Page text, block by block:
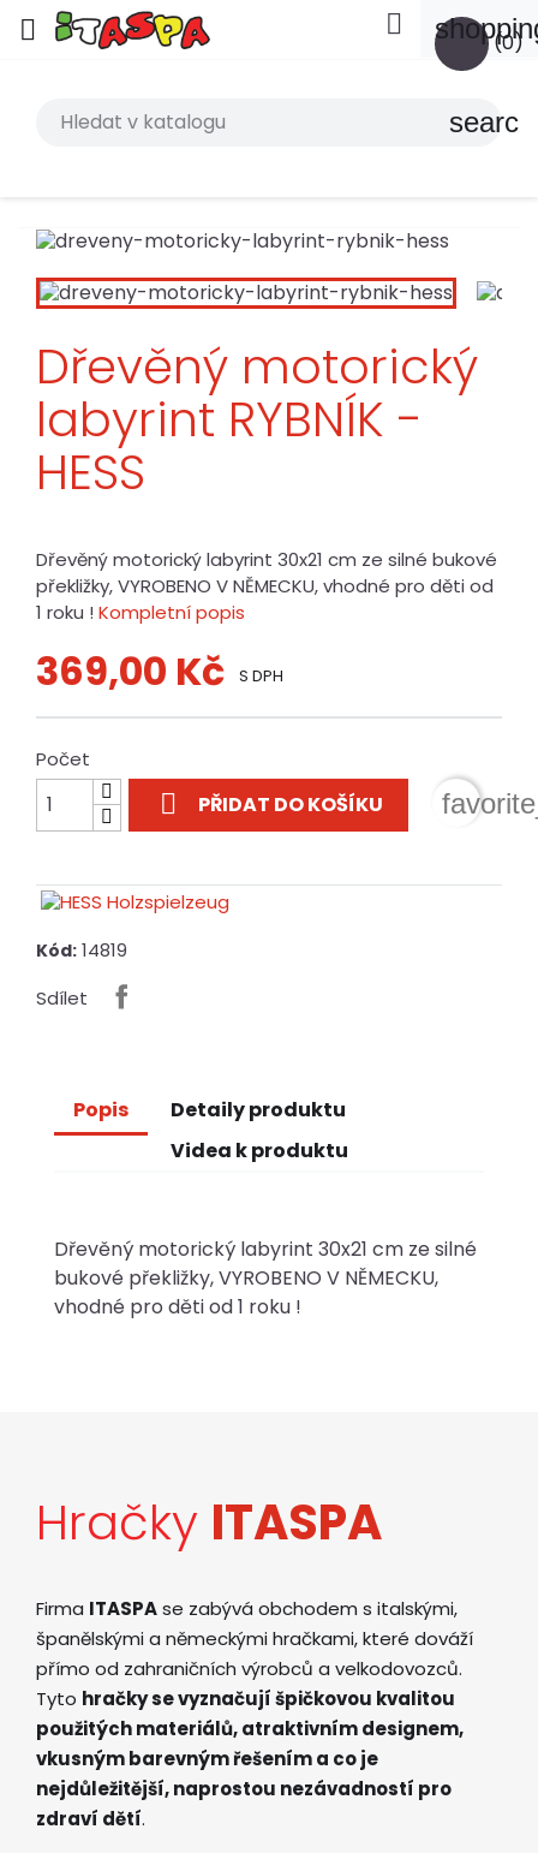
 (0)

search
Dřevěný motorický
labyrint RYBNÍK -
HESS
Dřevěný motorický labyrint 30x21 cm ze silné bukové
překližky, VYROBENO V NĚMECKU, vhodné pro děti od
1 roku ! Kompletní popis
369,00 Kč S DPH
Počet
 PŘIDAT DO KOŠÍKU
Kód: 14819
Sdílet
Popis
Detaily produktu
Videa k produktu
Dřevěný motorický labyrint 30x21 cm ze silné
bukové překližky, VYROBENO V NĚMECKU,
vhodné pro děti od 1 roku !
Hračky ITASPA
Firma ITASPAse zabývá obchodem s italskými,
španělskými a německými hračkami, které dováží
přímo od zahraničních výrobců a velkodovozců.
Tyto hračky se vyznačují špičkovou kvalitou
použitých materiálů, atraktivním designem,
vkusným barevným řešením a co je
nejdůležitější, naprostou nezávadností pro
zdraví dětí.